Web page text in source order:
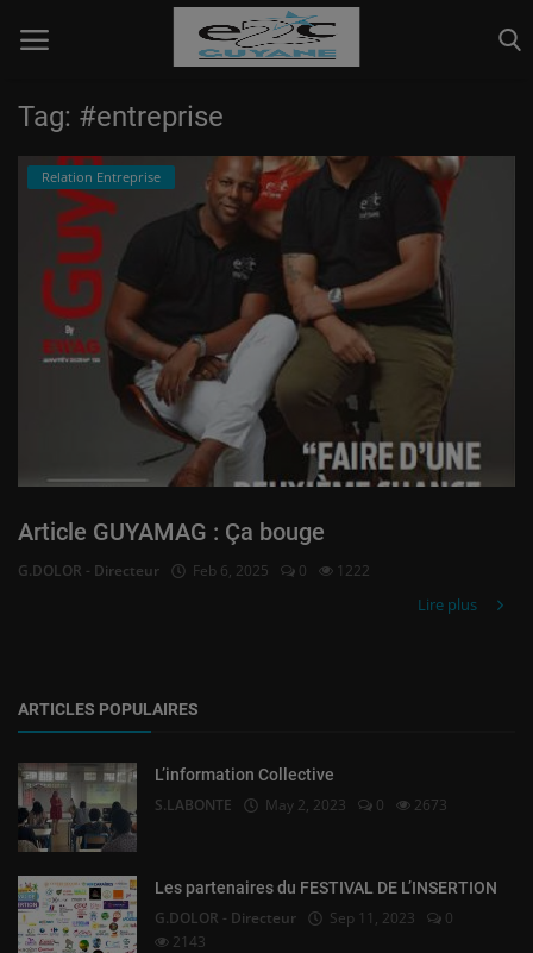
Info page
Pédagogique
Relation Entreprise
Vie collective
Tag: #entreprise
Relation Entreprise
Article GUYAMAG : Ça bouge
G.DOLOR - Directeur Feb 6, 2025 0 1222
Lire plus
ARTICLES POPULAIRES
L’information Collective
S.LABONTE May 2, 2023 0 2673
Les partenaires du FESTIVAL DE L’INSERTION
G.DOLOR - Directeur Sep 11, 2023
0
2143